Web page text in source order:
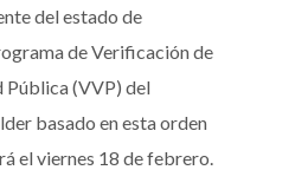
del estado de
de Verificación de
Pública (VVP) del
basado en esta orden
el viernes 18 de febrero.